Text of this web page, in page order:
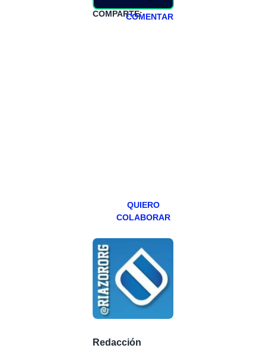
COMPARTE:COMENTAR
QUIERO
COLABORAR
Redacción